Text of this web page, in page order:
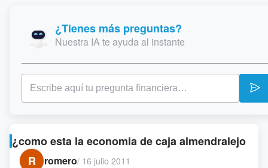
¿Tienes más preguntas?
Nuestra IA te ayuda al instante
¿como esta la economia de caja almendralejo
R
romero/ 16 julio 2011